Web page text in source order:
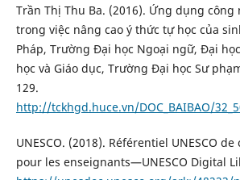
Trần Thị Thu Ba. (2016). Ứng dụng
trong việc nâng cao ý thức tự học của
Pháp, Trường Đại học Ngoại ngữ, Đại
học và Giáo dục, Trường Đại học Sư
129.
http://tckhgd.huce.vn/DOC_BAIBAO/
UNESCO. (2018). Référentiel UNESCO
pour les enseignants—UNESCO Digital